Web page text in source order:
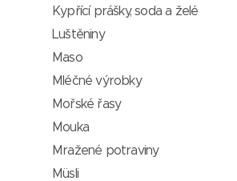
Kypřící prášky, soda a želé
Luštěniny
Maso
Mléčné výrobky
Mořské řasy
Mouka
Mražené potraviny
Müsli